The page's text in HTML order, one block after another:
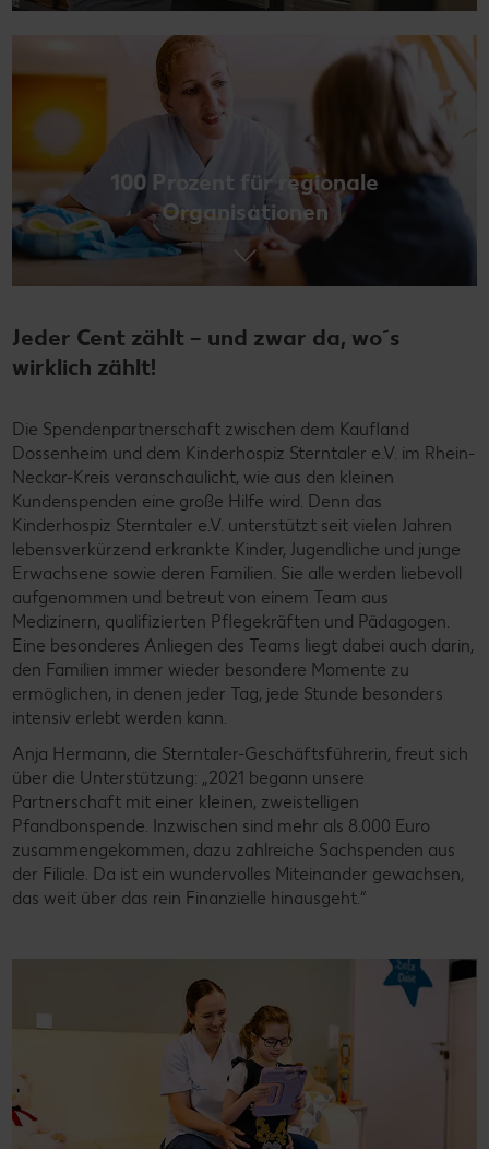
100 Prozent für regionale
Organisationen
Jeder Cent zählt – und zwar da, wo´s
wirklich zählt!
Die Spendenpartnerschaft zwischen dem Kaufland
Dossenheim und dem Kinderhospiz Sterntaler e.V. im Rhein-
Neckar-Kreis veranschaulicht, wie aus den kleinen
Kundenspenden eine große Hilfe wird. Denn das
Kinderhospiz Sterntaler e.V. unterstützt seit vielen Jahren
lebensverkürzend erkrankte Kinder, Jugendliche und junge
Erwachsene sowie deren Familien. Sie alle werden liebevoll
aufgenommen und betreut von einem Team aus
Medizinern, qualifizierten Pflegekräften und Pädagogen.
Eine besonderes Anliegen des Teams liegt dabei auch darin,
den Familien immer wieder besondere Momente zu
ermöglichen, in denen jeder Tag, jede Stunde besonders
intensiv erlebt werden kann.
Anja Hermann, die Sterntaler-Geschäftsführerin, freut sich
über die Unterstützung: „2021 begann unsere
Partnerschaft mit einer kleinen, zweistelligen
Pfandbonspende. Inzwischen sind mehr als 8.000 Euro
zusammengekommen, dazu zahlreiche Sachspenden aus
der Filiale. Da ist ein wundervolles Miteinander gewachsen,
das weit über das rein Finanzielle hinausgeht.“